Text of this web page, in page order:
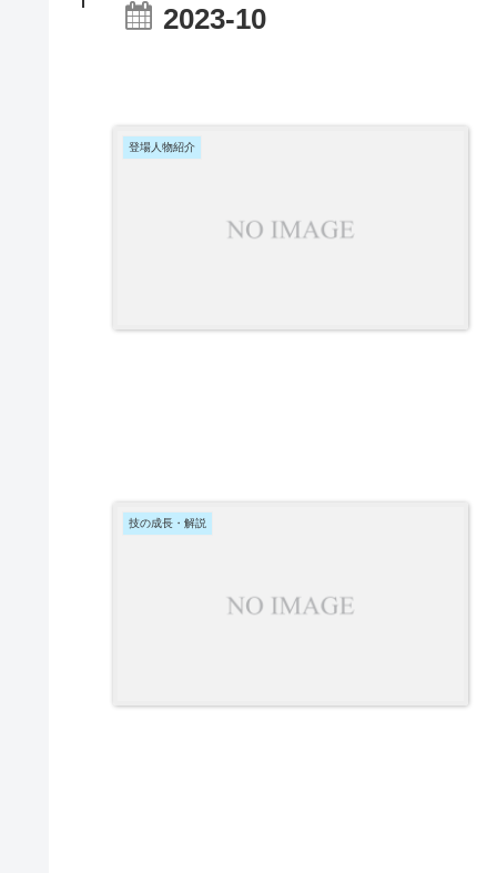
2023-10
登場人物紹介
技の成長・解説